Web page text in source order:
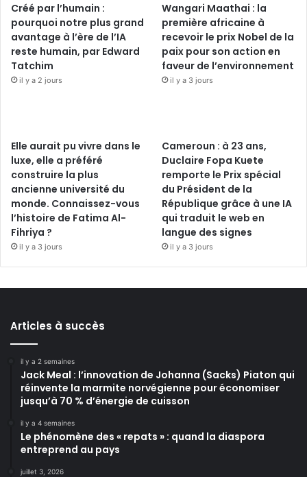
Créé par l’humain :
pourquoi notre plus grand
avantage à l’ère de l’IA
reste humain, par Edward
Tatchim
il y a 2 jours
Wangari Maathai : la
première africaine à
recevoir le prix Nobel de la
paix pour son action en
faveur de l’environnement
il y a 3 jours
Elle aurait pu vivre dans le
luxe, elle a préféré
construire la plus
ancienne université du
monde. Connaissez-vous
l’histoire de Fatima Al-
Fihriya ?
il y a 3 jours
Cameroun : à 23 ans,
Duclaire Fopa Kuete
remporte le Prix spécial
du Président de la
République grâce à une IA
qui traduit le web en
langue des signes
il y a 3 jours
Articles à succès
il y a 2 semaines
Jack Meal : l’innovation de Johanna (Sacks) Piaton qui
réinvente la marmite norvégienne pour économiser
jusqu’à 70 % d’énergie de cuisson
il y a 4 semaines
Le phénomène des « repats » : quand la diaspora
entreprend au pays
juillet 3, 2026